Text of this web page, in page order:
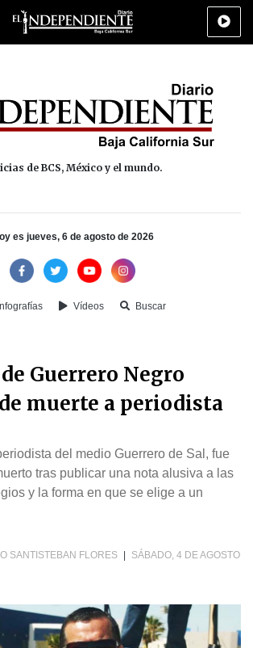
Los Cabos Policiaca Deportes Cultura
de BCS, México y el mundo.
es jueves, 6 de agosto de 2026
Infografías Vídeos Buscar
Guerrero Negro
muerte a periodista
del medio Guerrero de Sal, fue
tras publicar una nota alusiva a las
y la forma en que se elige a un
SANTISTEBAN FLORES
SÁBADO, 4 DE AGOSTO